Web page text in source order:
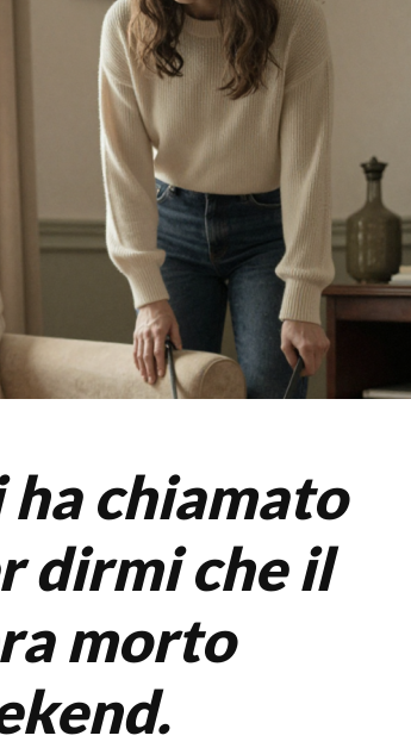
ha chiamato
dirmi che il
morto